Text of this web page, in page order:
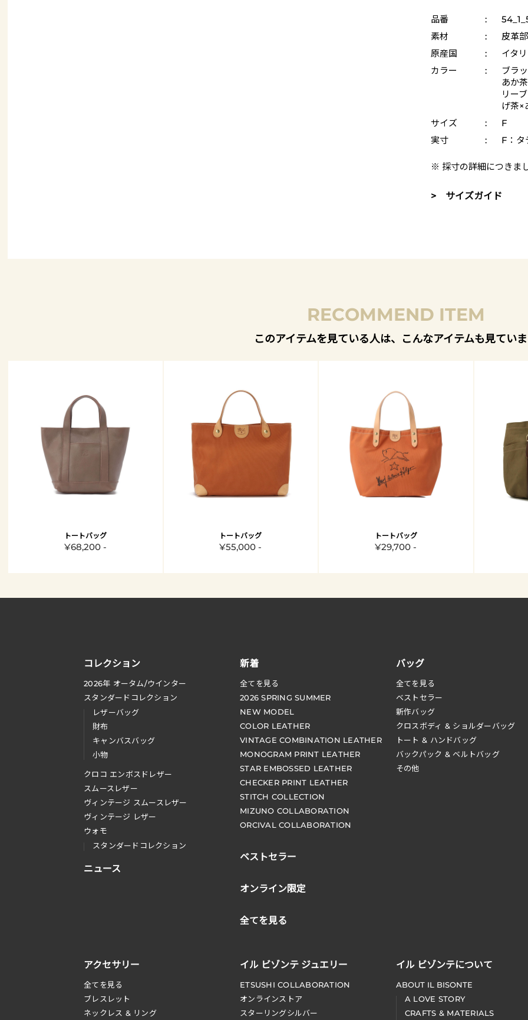
品番 :
素材
:
皮革
原産国
:
イタ
カラー
:
ブラ
あか
リー
げ茶×
サイズ
:
F
実寸
: F：タ
※ 採寸の詳細につきま
> サイズガイド
RECOMMEND ITEM
このアイテムを見ている人は、こんなアイテムも見てい
トートバッグ
¥68,200 -
トートバッグ
¥55,000 -
トートバッグ
¥29,700 -
コレクション
2026年 オータム/ウインター
スタンダードコレクション
レザーバッグ
財布
キャンバスバッグ
小物
クロコ エンボスドレザー
スムースレザー
ヴィンテージ スムースレザー
ヴィンテージ レザー
ウォモ
スタンダードコレクション
ニュース
新着
全てを見る
2026 SPRING SUMMER
NEW MODEL
COLOR LEATHER
VINTAGE COMBINATION LEATHER
MONOGRAM PRINT LEATHER
STAR EMBOSSED LEATHER
CHECKER PRINT LEATHER
STITCH COLLECTION
MIZUNO COLLABORATION
ORCIVAL COLLABORATION
ベストセラー
オンライン限定
全てを見る
バッグ
全てを見る
ベストセラー
新作バッグ
クロスボディ & ショルダーバッグ
トート & ハンドバッグ
バックパック & ベルトバッグ
その他
アクセサリー
全てを見る
ブレスレット
ネックレス & リング
イル ビゾンテ ジュエリー
ETSUSHI COLLABORATION
オンラインストア
スターリングシルバー
イル ビゾンテについて
ABOUT IL BISONTE
A LOVE STORY
CRAFTS & MATERIALS